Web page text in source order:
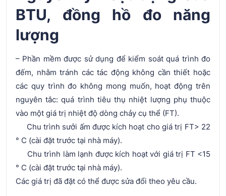
BTU, đồng hồ đo năng
lượng
– Phần mềm được sử dụng để kiểm soát quá trình đo
đếm, nhằm tránh các tác động không cần thiết hoặc
các quy trình đo không mong muốn, hoạt động trên
nguyên tắc: quá trình tiêu thụ nhiệt lượng phụ thuộc
vào một giá trị nhiệt độ dòng chảy cụ thể (FT).
Chu trình sưởi ấm được kích hoạt cho giá trị FT> 22
° C (cài đặt trước tại nhà máy).
Chu trình làm lạnh được kích hoạt với giá trị FT <15
° C (cài đặt trước tại nhà máy).
Các giá trị đã đặt có thể được sửa đổi theo yêu cầu.